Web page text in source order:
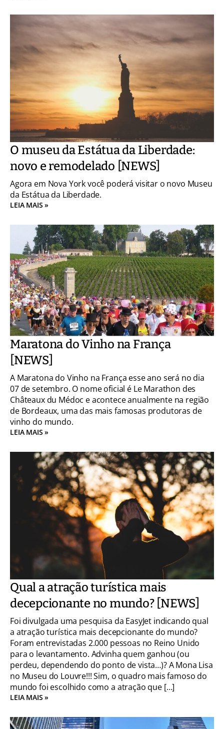
O museu da Estátua da Liberdade:
novo e remodelado [NEWS]
Agora em Nova York você poderá visitar o novo Museu
da Estátua da Liberdade.
LEIA MAIS »
Maratona do Vinho na França
[NEWS]
A Maratona do Vinho na França esse ano será no dia
07 de setembro. O nome oficial é Le Marathon des
Châteaux du Médoc e acontece anualmente na região
de Bordeaux, uma das mais famosas produtoras de
vinho do mundo.
LEIA MAIS »
Qual a atração turística mais
decepcionante no mundo? [NEWS]
Foi divulgada uma pesquisa da EasyJet indicando qual
a atração turística mais decepcionante do mundo?
Foram entrevistadas 2.000 pessoas no Reino Unido
para o levantamento. Advinha quem ganhou (ou
perdeu, dependendo do ponto de vista…)? A Mona Lisa
no Museu do Louvre!!! Sim, o quadro mais famoso do
mundo foi escolhido como a atração que […]
LEIA MAIS »